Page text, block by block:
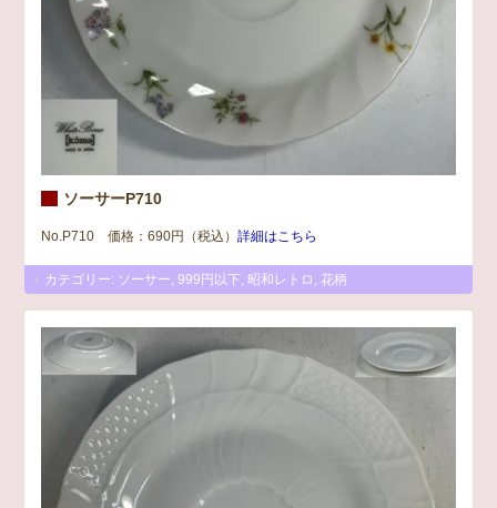
ソーサーP710
No.P710 価格：690円（税込）詳細はこちら
カテゴリー: ソーサー ,999円以下 昭和レトロ ,花柄